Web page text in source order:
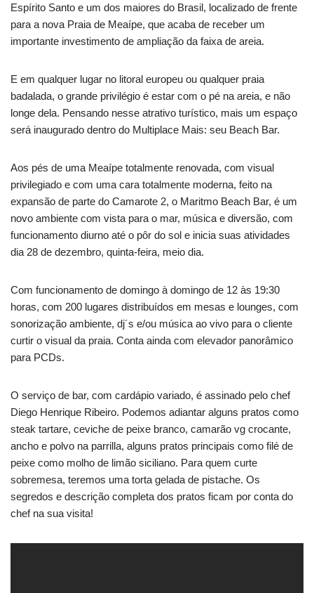
Espírito Santo e um dos maiores do Brasil, localizado de frente
para a nova Praia de Meaípe, que acaba de receber um
importante investimento de ampliação da faixa de areia.
E em qualquer lugar no litoral europeu ou qualquer praia
badalada, o grande privilégio é estar com o pé na areia, e não
longe dela. Pensando nesse atrativo turístico, mais um espaço
será inaugurado dentro do Multiplace Mais: seu Beach Bar.
Aos pés de uma Meaípe totalmente renovada, com visual
privilegiado e com uma cara totalmente moderna, feito na
expansão de parte do Camarote 2, o Maritmo Beach Bar, é um
novo ambiente com vista para o mar, música e diversão, com
funcionamento diurno até o pôr do sol e inicia suas atividades
dia 28 de dezembro, quinta-feira, meio dia.
Com funcionamento de domingo à domingo de 12 às 19:30
horas, com 200 lugares distribuídos em mesas e lounges, com
sonorização ambiente, dj´s e/ou música ao vivo para o cliente
curtir o visual da praia. Conta ainda com elevador panorâmico
para PCDs.
O serviço de bar, com cardápio variado, é assinado pelo chef
Diego Henrique Ribeiro. Podemos adiantar alguns pratos como
steak tartare, ceviche de peixe branco, camarão vg crocante,
ancho e polvo na parrilla, alguns pratos principais como filé de
peixe como molho de limão siciliano. Para quem curte
sobremesa, teremos uma torta gelada de pistache. Os
segredos e descrição completa dos pratos ficam por conta do
chef na sua visita!